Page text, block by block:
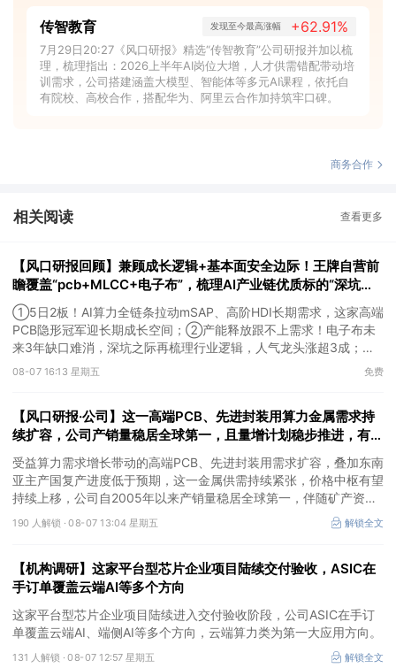
传智教育 发现至今最高涨幅 +62.91%
7月29日20:27《风口研报》精选“传智教育”公司研报并加以梳
理，梳理指出：2026上半年AI岗位大增，人才供需错配带动培
训需求，公司搭建涵盖大模型、智能体等多元AI课程，依托自
有院校、高校合作，搭配华为、阿里云合作加持筑牢口碑。
商务合作
相关阅读 查看更多
【风口研报回顾】兼顾成长逻辑+基本面安全边际！王牌自营前
瞻覆盖“pcb+MLCC+电子布”，梳理AI产业链优质标的“深坑起
跳”
①5日2板！AI算力全链条拉动mSAP、高阶HDI长期需求，这家高端
PCB隐形冠军迎长期成长空间；②产能释放跟不上需求！电子布未
来3年缺口难消，深坑之际再梳理行业逻辑，人气龙头涨超3成；
③AI服务器、机器人带动MLCC景气周期持续！这家公司扩产、涨
08-07 16:13 星期五 免费
【风口研报·公司】这一高端PCB、先进封装用算力金属需求持
续扩容，公司产销量稳居全球第一，且量增计划稳步推进，有望
充分受益价格上行
受益算力需求增长带动的高端PCB、先进封装用需求扩容，叠加东南
亚主产国复产进度低于预期，这一金属供需持续紧张，价格中枢有望
持续上移，公司自2005年以来产销量稳居全球第一，伴随矿产资源
产量增长与冶炼产能整合并举，公司市占率有望进一步提升，同时有
望充分受益金属价格上行。
190 人解锁 ·08-07 13:04 星期五 解锁全文
【机构调研】这家平台型芯片企业项目陆续交付验收，ASIC在
手订单覆盖云端AI等多个方向
这家平台型芯片企业项目陆续进入交付验收阶段，公司ASIC在手订
单覆盖云端AI、端侧AI等多个方向，云端算力类为第一大应用方向。
131 人解锁 ·08-07 12:57 星期五 解锁全文